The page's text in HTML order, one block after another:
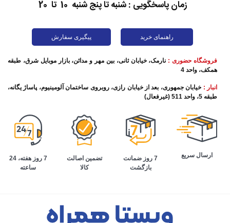
زمان پاسخگویی : شنبه تا پنج شنبه 10 تا 20
راهنمای خرید پیگیری سفارش
فروشگاه حضوری : نارمک، خیابان ثانی، بین مهر و مدائن، بازار موبایل شرق، طبقه
همکف، واحد 4
انبار : خیابان جمهوری، بعد از خیابان رازی، روبروی ساختمان آلومینیوم، پاساژ یگانه،
طبقه 5، واحد 511 (غیرفعال)
ارسال سریع
7 روز ضمانت
بازگشت
تضمین اصالت
کالا
7 روز هفته، 24
ساعته